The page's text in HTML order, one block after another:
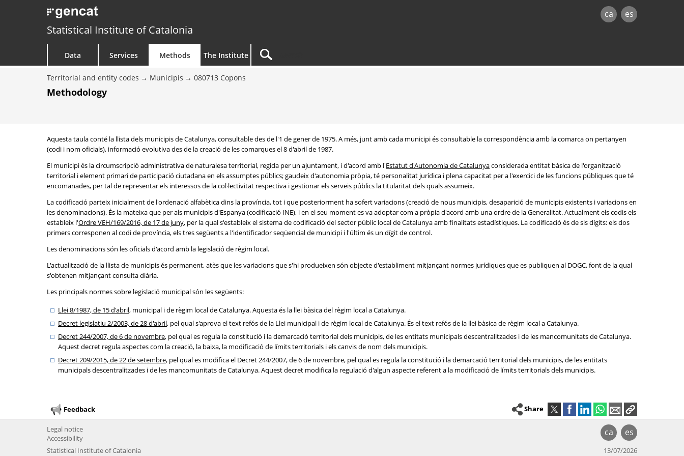
ca es
Statistical Institute of Catalonia
Data Services Methods The Institute
Territorial and entity codes Municipis 080713 Copons
Methodology
Aquesta taula conté la llista dels municipis de Catalunya, consultable des de l'1 de gener de 1975. A més, junt amb cada municipi és consultable la correspondència amb la comarca on pertanyen
(codi i nom oficials), informació evolutiva des de la creació de les comarques el 8 d'abril de 1987.
El municipi és la circumscripció administrativa de naturalesa territorial, regida per un ajuntament, i d'acord amb l'Estatut d'Autonomia de Catalunyaconsiderada entitat bàsica de l'organització
territorial i element primari de participació ciutadana en els assumptes públics; gaudeix d'autonomia pròpia, té personalitat jurídica i plena capacitat per a l'exercici de les funcions públiques que té
encomanades, per tal de representar els interessos de la col·lectivitat respectiva i gestionar els serveis públics la titularitat dels quals assumeix.
La codificació parteix inicialment de l'ordenació alfabètica dins la província, tot i que posteriorment ha sofert variacions (creació de nous municipis, desaparició de municipis existents i variacions en
les denominacions). És la mateixa que per als municipis d'Espanya (codificació INE), i en el seu moment es va adoptar com a pròpia d'acord amb una ordre de la Generalitat. Actualment els codis els
estableix l'Ordre VEH/169/2016, de 17 de juny, per la qual s'estableix el sistema de codificació del sector públic local de Catalunya amb finalitats estadístiques. La codificació és de sis dígits: els dos
primers corresponen al codi de província, els tres següents a l'identificador seqüencial de municipi i l'últim és un dígit de control.
Les denominacions són les oficials d'acord amb la legislació de règim local.
L'actualització de la llista de municipis és permanent, atès que les variacions que s'hi produeixen són objecte d'establiment mitjançant normes jurídiques que es publiquen al DOGC, font de la qual
s'obtenen mitjançant consulta diària.
Les principals normes sobre legislació municipal són les següents:
Llei 8/1987, de 15 d'abril, municipal i de règim local de Catalunya. Aquesta és la llei bàsica del règim local a Catalunya.
Decret legislatiu 2/2003, de 28 d'abril, pel qual s'aprova el text refós de la Llei municipal i de règim local de Catalunya. És el text refós de la llei bàsica de règim local a Catalunya.
Decret 244/2007, de 6 de novembre, pel qual es regula la constitució i la demarcació territorial dels municipis, de les entitats municipals descentralitzades i de les mancomunitats de Catalunya.
Aquest decret regula aspectes com la creació, la baixa, la modificació de límits territorials i els canvis de nom dels municipis.
Decret 209/2015, de 22 de setembre, pel qual es modifica el Decret 244/2007, de 6 de novembre, pel qual es regula la constitució i la demarcació territorial dels municipis, de les entitats
municipals descentralitzades i de les mancomunitats de Catalunya. Aquest decret modifica la regulació d'algun aspecte referent a la modificació de límits territorials dels municipis.
Feedback Share
ca es
Legal notice
Accessibility
Statistical Institute of Catalonia
13/07/2026